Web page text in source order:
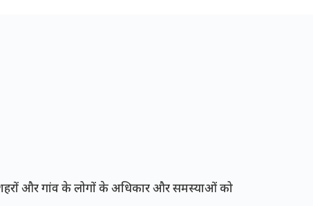
और गांव के लोगों के अधिकार और समस्याओं को